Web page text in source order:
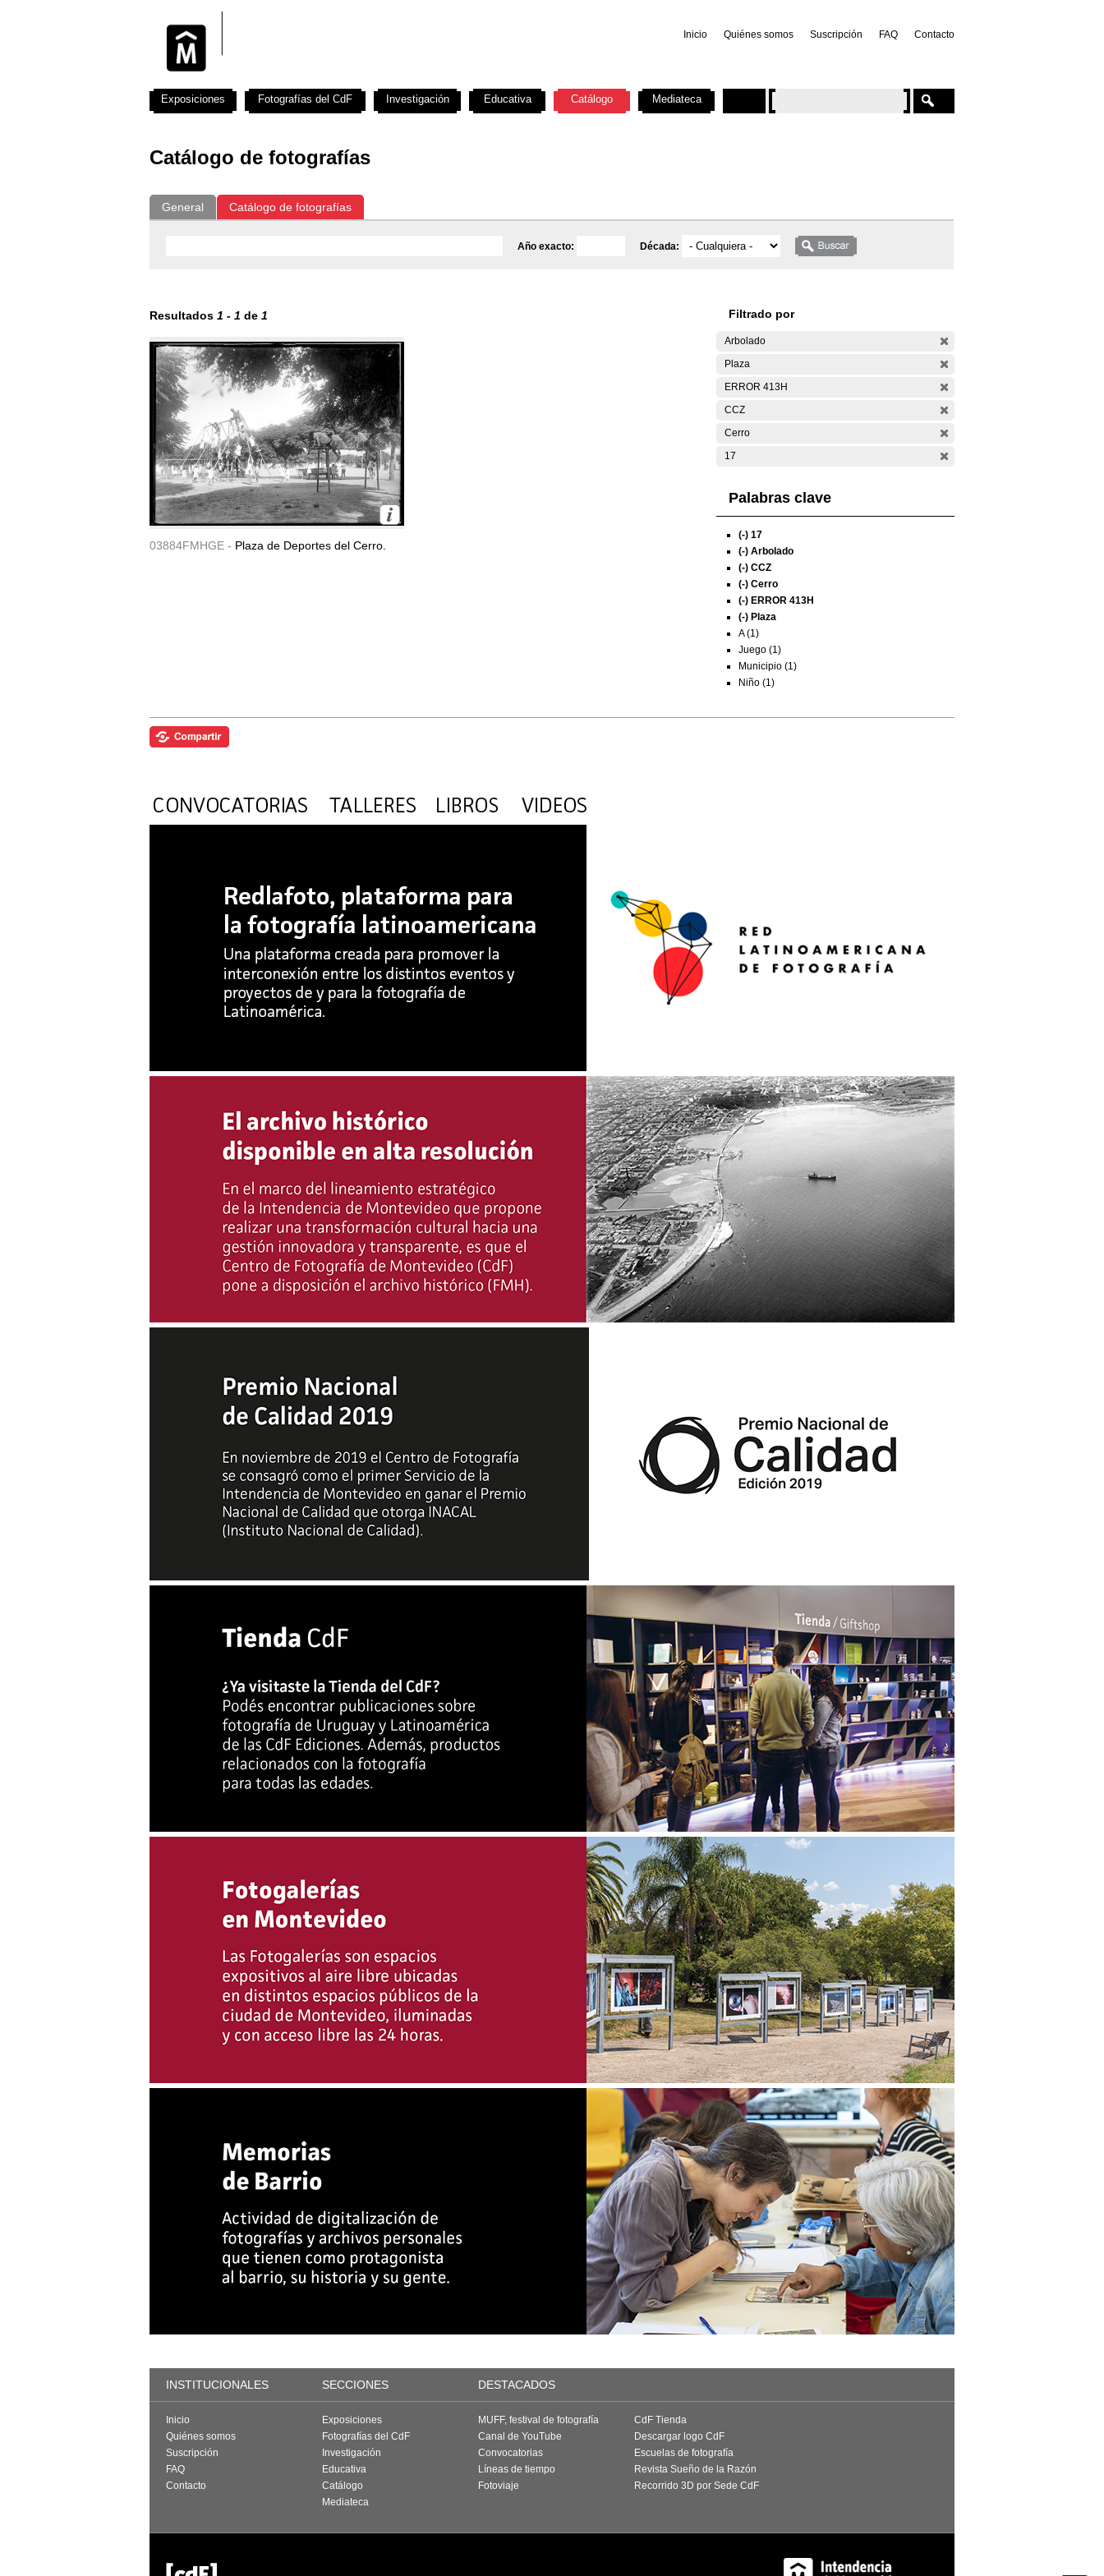
Inicio Quiénes somos Suscripción FAQ Contacto
Catálogo de fotografías
General Catálogo de fotografías
Año exacto: Década:
Resultados 1 - 1 de 1
03884FMHGE - Plaza de Deportes del Cerro.
Filtrado por
Arbolado
Plaza
ERROR 413H
CCZ
Cerro
17
Palabras clave
(-) 17
(-) Arbolado
(-) CCZ
(-) Cerro
(-) ERROR 413H
(-) Plaza
A (1)
Juego (1)
Municipio (1)
Niño (1)
Exposiciones Fotografías del CdF Investigación Educativa Catálogo Mediateca
INSTITUCIONALES SECCIONES DESTACADOS
Inicio
Quiénes somos
Suscripción
FAQ
Contacto
Exposiciones
Fotografías del CdF
Investigación
Educativa
Catálogo
Mediateca
MUFF, festival de fotografía
Canal de YouTube
Convocatorias
Líneas de tiempo
Fotoviaje
CdF Tienda
Descargar logo CdF
Escuelas de fotografía
Revista Sueño de la Razón
Recorrido 3D por Sede CdF